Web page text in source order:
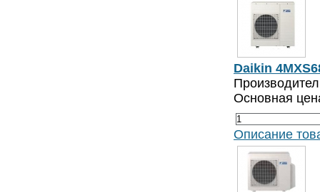
Daikin
Основная
Описание